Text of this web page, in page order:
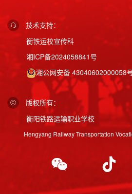
技术支持：
衡铁运校宣传科
湘ICP备2024058841号
湘公网安备 43040602000058
版权所有：
衡阳铁路运输职业学校
Hengyang Railway Transportation